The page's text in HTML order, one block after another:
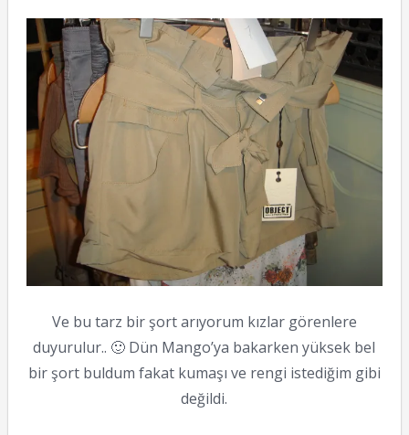
Ve bu tarz bir şort arıyorum kızlar görenlere
duyurulur.. 🙂 Dün Mango’ya bakarken yüksek bel
bir şort buldum fakat kumaşı ve rengi istediğim gibi
değildi.